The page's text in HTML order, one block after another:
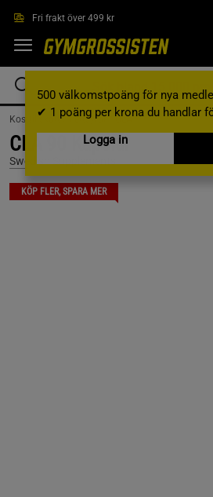
Fri frakt över 499 kr
500 välkomstpoäng för nya
✔ 1 poäng per krona du handlar
Logga in
Kosttillskott /Fettsyror / CLA
CLA 90 Kapslar
Swedish Supplements
KÖP FLER, SPARA MER